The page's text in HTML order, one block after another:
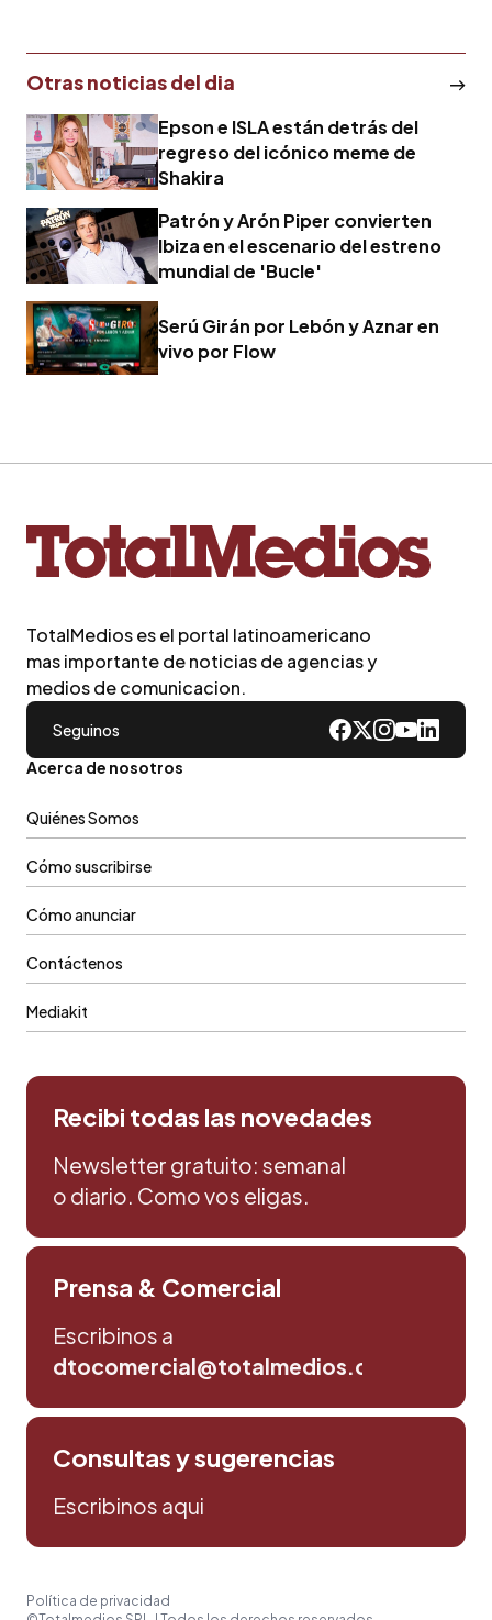
Otras noticias del dia
Epson e ISLA están detrás del
regreso del icónico meme de
Shakira
Patrón y Arón Piper convierten
Ibiza en el escenario del estreno
mundial de 'Bucle'
Serú Girán por Lebón y Aznar en
vivo por Flow
TotalMedios es el portal latinoamericano
mas importante de noticias de agencias y
medios de comunicacion.
Seguinos
Acerca de nosotros
Quiénes Somos
Cómo suscribirse
Cómo anunciar
Contáctenos
Mediakit
Recibi todas las novedades
Newsletter gratuito: semanal
o diario. Como vos eligas.
Prensa & Comercial
Escribinos a
dtocomercial@totalmedios.com
Consultas y sugerencias
Escribinos aqui
Política de privacidad